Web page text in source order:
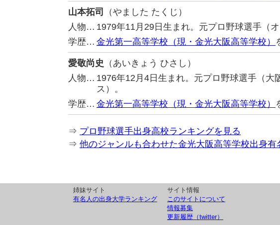
山本拓司
（やました たくじ）
人物… 1979年11月29日生まれ。元プロ野球選手（
学歴… 金光第一高等学校（現・金光大阪高等学校）
愛敬尚史 （あいきょう ひさし）
人物… 1976年12月4日生まれ。元プロ野球選手（
ス）。
学歴… 金光第一高等学校（現・金光大阪高等学校）
⇒ プロ野球選手出身高校ランキングを見る
⇒ 他のジャンルも合わせた金光大阪高等学校出身有
姉妹サイト
有名人の出身大学ランキング
サイト情報
このサイトについて
情報募集
更新履歴（twitter）